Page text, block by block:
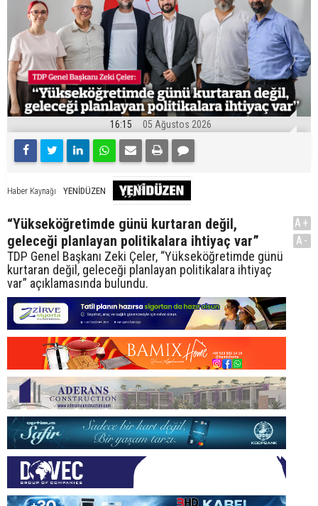
16:15 05 Ağustos 2026
Haber Kaynağı YENİDÜZEN
“Yükseköğretimde günü kurtaran değil,
geleceği planlayan politikalara ihtiyaç var”
TDP Genel Başkanı Zeki Çeler, “Yükseköğretimde günü
kurtaran değil, geleceği planlayan politikalara ihtiyaç
var” açıklamasında bulundu.
A+
A-